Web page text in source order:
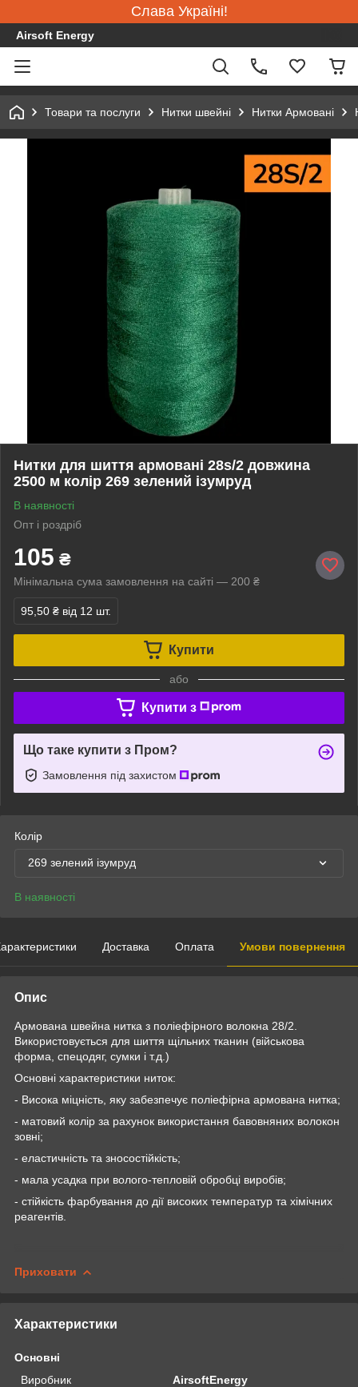
Слава Україні!
Airsoft Energy
Товари та послуги Нитки швейні Нитки Армовані
Нитки для шиття армовані 28s/2 довжина
2500 м колір 269 зелений ізумруд
В наявності
Опт і роздріб
105 ₴
Мінімальна сума замовлення на сайті — 200 ₴
95,50 ₴ від 12 шт.
Купити
або
Купити з
Що таке купити з Пром?
Замовлення під захистом
Колір
269 зелений ізумруд
В наявності
Доставка Оплата Умови повернення
Опис
Армована швейна нитка з поліефірного волокна 28/2.
Використовується для шиття щільних тканин (військова
форма, спецодяг, сумки і т.д.)
Основні характеристики ниток:
- Висока міцність, яку забезпечує поліефірна армована нитка;
- матовий колір за рахунок використання бавовняних волокон
зовні;
- еластичність та зносостійкість;
- мала усадка при волого-тепловій обробці виробів;
- стійкість фарбування до дії високих температур та хімічних
реагентів.
Приховати
Характеристики
Основні
Виробник
AirsoftEnergy